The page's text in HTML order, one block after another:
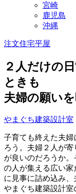
宮崎
鹿児島
沖縄
注文住宅平屋
２人だけの
ときも
夫婦の願い
やまぐち建築設計室
子育ても終えた夫
ろう。夫婦２人が
が良いのだろうか。
の人が集える広い
に見事に詰め込み、
やまぐち建築設計